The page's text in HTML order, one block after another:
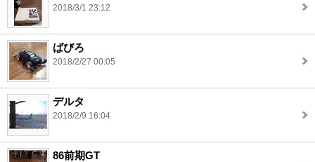
2018/3/1 23:12
ばびろ
2018/2/27 00:05
デルタ
2018/2/9 16:04
86前期GT